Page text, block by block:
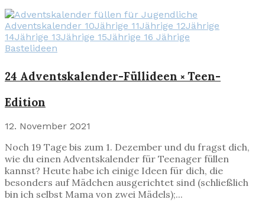
Bastelideen
24 Adventskalender-Füllideen ༝ Teen-
Edition
12. November 2021
Noch 19 Tage bis zum 1. Dezember und du fragst dich,
wie du einen Adventskalender für Teenager füllen
kannst? Heute habe ich einige Ideen für dich, die
besonders auf Mädchen ausgerichtet sind (schließlich
bin ich selbst Mama von zwei Mädels);...